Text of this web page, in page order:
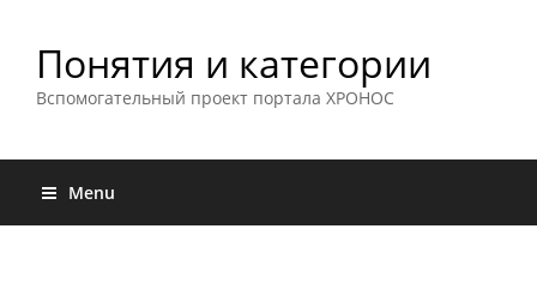
Понятия и категории
Вспомогательный проект портала ХРОНОС
Menu